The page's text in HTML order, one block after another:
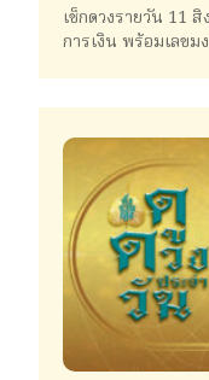
เช็กดวงรายวัน 11
การเงิน พร้อมเลขม